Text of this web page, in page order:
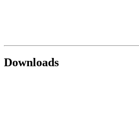
Downloads